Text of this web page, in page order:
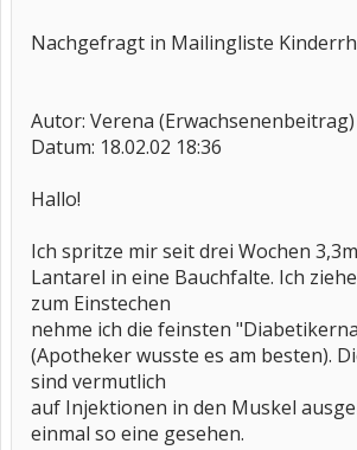
Nachgefragt in Mailingliste
Autor: Verena (Erwachsenenbeitrag)
Datum: 18.02.02 18:36
Hallo!
Ich spritze mir seit drei Wochen
Lantarel in eine Bauchfalte. Ich
zum Einstechen
nehme ich die feinsten
(Apotheker wusste es am besten).
sind vermutlich
auf Injektionen in den Muskel
einmal so eine gesehen.